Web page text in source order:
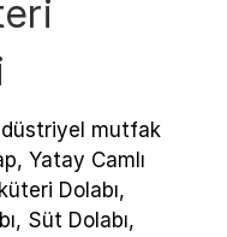
mutfak
Yatay Camlı
Dolabı,
Süt Dolabı,